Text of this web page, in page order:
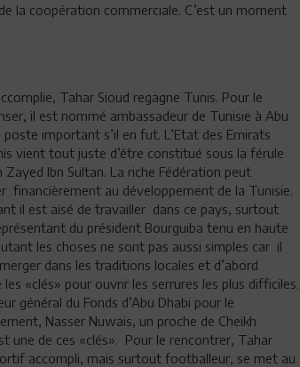
la coopération commerciale. C’est un moment
Tahar Sioud regagne Tunis. Pour le
il est nommé ambassadeur de Tunisie à Abu
poste important s’il en fut. L’Etat des Emirats
vient tout juste d’être constitué sous la férule
Zayed Ibn Sultan. La riche Fédération peut
financièrement au développement de la Tunisie.
il est aisé de travailler dans ce pays, surtout
du président Bourguiba tenu en haute
les choses ne sont pas aussi simples car il
dans les traditions locales et d’abord
les «clés» pour ouvrir les serrures les plus difficiles.
général du Fonds d’Abu Dhabi pour le
Nasser Nuwais, un proche de Cheikh
une de ces «clés». Pour le rencontrer, Tahar
accompli, mais surtout footballeur, se met au